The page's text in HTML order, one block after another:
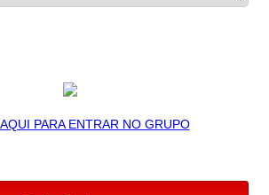
PARA ENTRAR NO GRUPO